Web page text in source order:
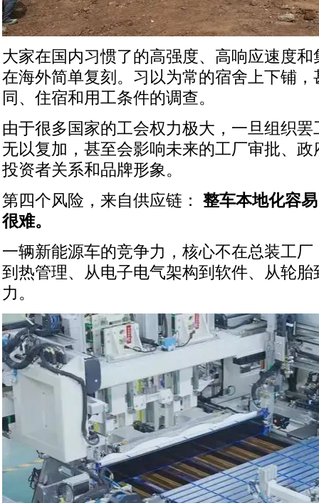
大家在国内习惯了的高强度、高响应速度
在海外简单复刻。习以为常的宿舍上下铺
同、住宿和用工条件的调查。
由于很多国家的工会权力极大，一旦组织
无以复加，甚至会影响未来的工厂审批、
投资者关系和品牌形象。
第四个风险，来自供应链： 整车本地化容
很难。
一辆新能源车的竞争力，核心不在总装工
到热管理、从电子电气架构到软件、从轮
力。